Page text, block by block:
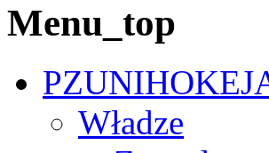
Menu_top
Władze